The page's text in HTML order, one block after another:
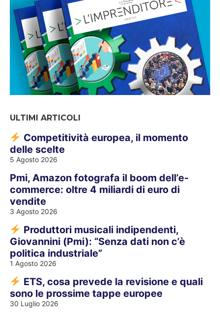
ULTIMI ARTICOLI
Competitività europea, il momento
delle scelte
5 Agosto 2026
Pmi, Amazon fotografa il boom dell’e-
commerce: oltre 4 miliardi di euro di
vendite
3 Agosto 2026
Produttori musicali indipendenti,
Giovannini (Pmi): “Senza dati non c’è
politica industriale”
1 Agosto 2026
ETS, cosa prevede la revisione e quali
sono le prossime tappe europee
30 Luglio 2026